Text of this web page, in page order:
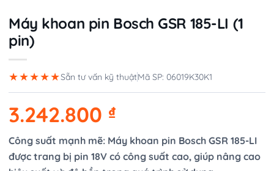
Máy khoan pin Bosch GSR 185-LI (1
pin)
★★★★★Sẵn tư vấn kỹ thuậtMã SP: 06019K30K1
3.242.800 ₫
Công suất mạnh mẽ: Máy khoan pin Bosch GSR 185-LI
được trang bị pin 18V có công suất cao, giúp nâng cao